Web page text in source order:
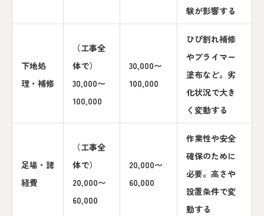
験が影響する
下地処
理・補修
（工事全
体で）
30,000〜
100,000
30,000〜
100,000
ひび割れ補修
やプライマー
塗布など。劣
化状況で大き
く変動する
足場・諸
経費
（工事全
体で）
20,000〜
60,000
20,000〜
60,000
作業性や安全
確保のために
必要。高さや
設置条件で変
動する